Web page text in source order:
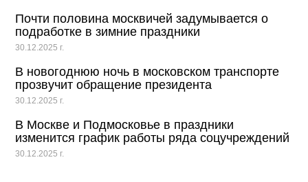
Почти половина москвичей задумывается о
подработке в зимние праздники
30.12.2025 г.
В новогоднюю ночь в московском транспорте
прозвучит обращение президента
30.12.2025 г.
В Москве и Подмосковье в праздники
изменится график работы ряда соцучреждений
30.12.2025 г.